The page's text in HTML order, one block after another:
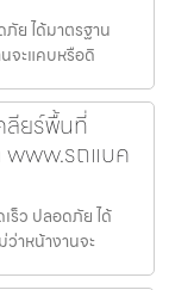
ย ได้มาตรฐาน
จะแคบหรือดิ
ลียร์พื้นที่
www.รถแบค
ร็ว ปลอดภัย ได้
าหน้างานจะ